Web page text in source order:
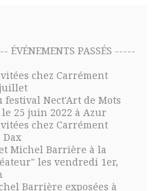
PASSÉS -----
chez Carrément
festival Nect'Art de Mots
25 juin 2022 à Azur
chez Carrément
Michel Barrière à la
les vendredi 1er,
Barrière exposées à